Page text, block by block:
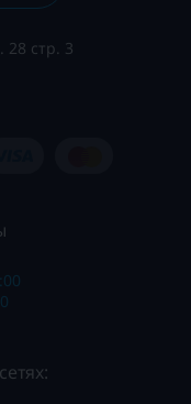
28 стр. 3